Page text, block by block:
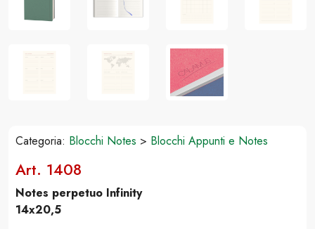
Categoria: Blocchi Notes > Blocchi Appunti e Notes
Art. 1408
Notes perpetuo Infinity
14x20,5